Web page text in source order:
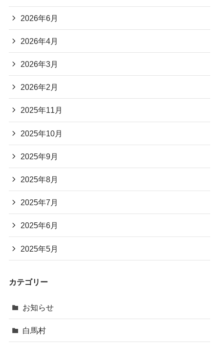
2026年6月
2026年4月
2026年3月
2026年2月
2025年11月
2025年10月
2025年9月
2025年8月
2025年7月
2025年6月
2025年5月
カテゴリー
お知らせ
白馬村